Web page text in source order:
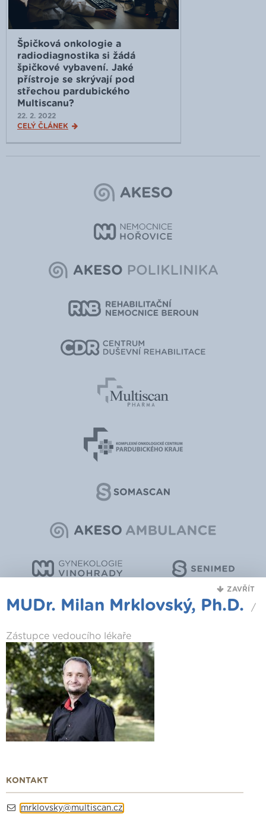
Špičková onkologie a
radiodiagnostika si žádá
špičkové vybavení. Jaké
přístroje se skrývají pod
střechou pardubického
Multiscanu?
22. 2. 2022
CELÝ ČLÁNEK
ZAVŘÍT
MUDr. Milan Mrklovský, Ph.D. /
Zástupce vedoucího lékaře
KONTAKT
mrklovsky@multiscan.cz